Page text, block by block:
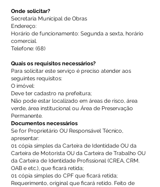
Onde solicitar?
Secretaria Municipal de Obras
Endereço:
Horário de funcionamento: Segunda a sexta, horário
comercial.
Telefone: (68)
Quais os requisitos necessários?
Para solicitar este serviço é preciso atender aos
seguintes requisitos:
O imóvel:
Deve ter cadastro na prefeitura;
Não pode estar localizado em áreas de risco, área
verde, área institucional ou Área de Preservação
Permanente.
Documentos necessários
Se for Proprietário OU Responsável Técnico,
apresentar:
01 cópia simples da Carteira de Identidade OU da
Carteira de Motorista OU da Carteira de Trabalho OU
da Carteira de Identidade Profissional (CREA, CRM.
OAB e etc.), que ficará retida;
01 cópia simples do CPF que ficará retida;
Requerimento, original que ficará retido. Feito de